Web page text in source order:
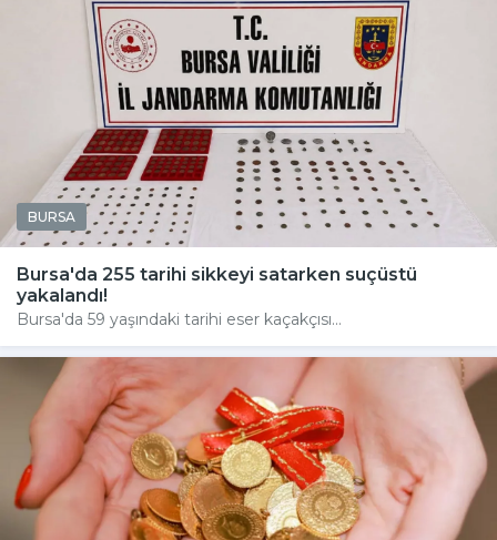
BURSA
Bursa'da 255 tarihi sikkeyi satarken suçüstü
yakalandı!
Bursa'da 59 yaşındaki tarihi eser kaçakçısı...